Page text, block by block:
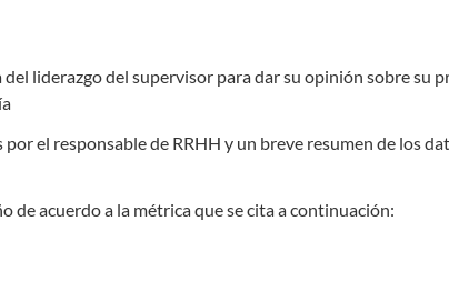
liderazgo del supervisor para dar su opinión sobre su
el responsable de RRHH y un breve resumen de los
de acuerdo a la métrica que se cita a continuación: